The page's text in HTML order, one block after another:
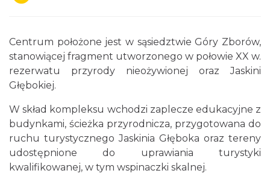
Centrum położone jest w sąsiedztwie Góry Zborów,
stanowiącej fragment utworzonego w połowie XX w.
rezerwatu przyrody nieożywionej oraz Jaskini
Głębokiej.
W skład kompleksu wchodzi zaplecze edukacyjne z
budynkami, ścieżka przyrodnicza, przygotowana do
ruchu turystycznego Jaskinia Głęboka oraz tereny
udostępnione do uprawiania turystyki
kwalifikowanej, w tym wspinaczki skalnej.